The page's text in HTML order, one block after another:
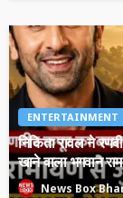
ENTERTAINMENT
निकिता रावल ने
खाने वाला भगवान
News Box